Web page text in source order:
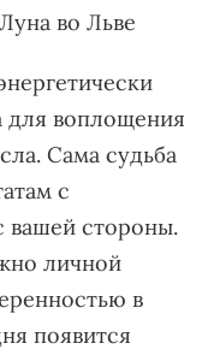
во Льве
воплощения
Сама судьба
с
вашей стороны.
личной
в
появится